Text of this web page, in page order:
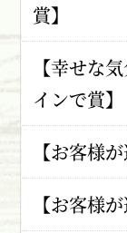
賞】
【幸せな
インで賞】
【お客様
【お客様